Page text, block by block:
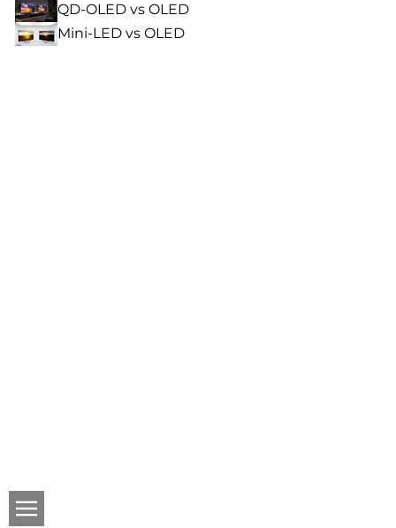
QD-OLED vs OLED
Mini-LED vs OLED